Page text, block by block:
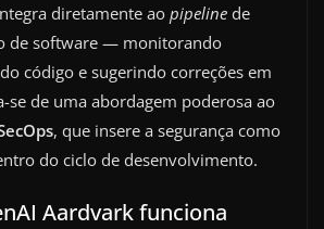
diretamente ao pipeline de
de software — monitorando
código e sugerindo correções em
se de uma abordagem poderosa ao
, que insere a segurança como
do ciclo de desenvolvimento.
Aardvark funciona